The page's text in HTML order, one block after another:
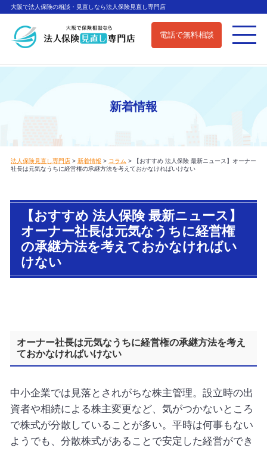
大阪で法人保険の相談・見直しなら法人保険見直し専門店
電話で無料相談
新着情報
法人保険見直し専門店> 新着情報 > コラム >
【おすすめ 法人保険 最新ニュース】オーナー
社長は元気なうちに経営権の承継方法を考えておかなければいけない
【おすすめ 法人保険 最新ニュース】
オーナー社長は元気なうちに経営権
の承継方法を考えておかなければい
けない
オーナー社長は元気なうちに経営権の承継方法を考え
ておかなければいけない
中小企業では見落とされがちな株主管理。設立時の出
資者や相続による株主変更など、気がつかないところ
で株式が分散していることが多い。平時は何事もない
ようでも、分散株式があることで安定した経営ができ